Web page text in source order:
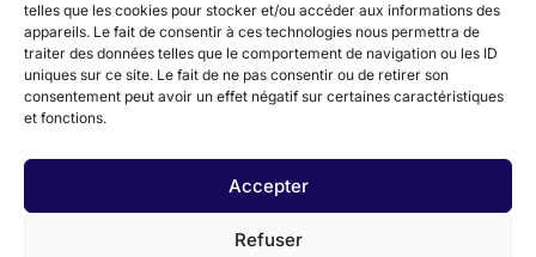
telles que les cookies pour stocker et/ou accéder aux informations des
appareils. Le fait de consentir à ces technologies nous permettra de
traiter des données telles que le comportement de navigation ou les ID
uniques sur ce site. Le fait de ne pas consentir ou de retirer son
consentement peut avoir un effet négatif sur certaines caractéristiques
et fonctions.
Accepter
Refuser